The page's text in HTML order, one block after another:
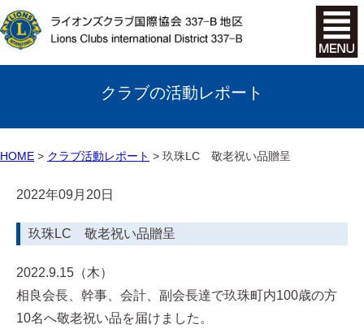
クラブの活動レポート
HOME クラブ活動レポート 玖珠LC 敬老祝い品贈呈
2022年09月20日
玖珠LC 敬老祝い品贈呈
2022.9.15（木）
相良会長、幹事、会計、副会長達で玖珠町内100歳の方
10名へ敬老祝い品を届けました。